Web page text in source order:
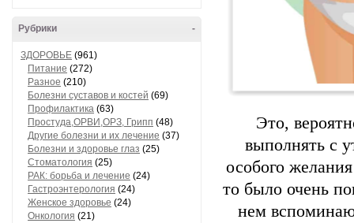
-
Рубрики
ЗДОРОВЬЕ (961)
Питание (272)
Разное (210)
Болезни суставов и костей (69)
Профилактика (63)
Простуда,ОРВИ,ОРЗ, Грипп (48)
Другие болезни и их лечение (37)
Болезни и здоровье глаз (25)
Стоматология (25)
РАК: борьба и лечение (24)
Гастроэнтерология (24)
Женское здоровье (24)
Онкология (21)
Это,
выполнять с
особого
то было очень
нем